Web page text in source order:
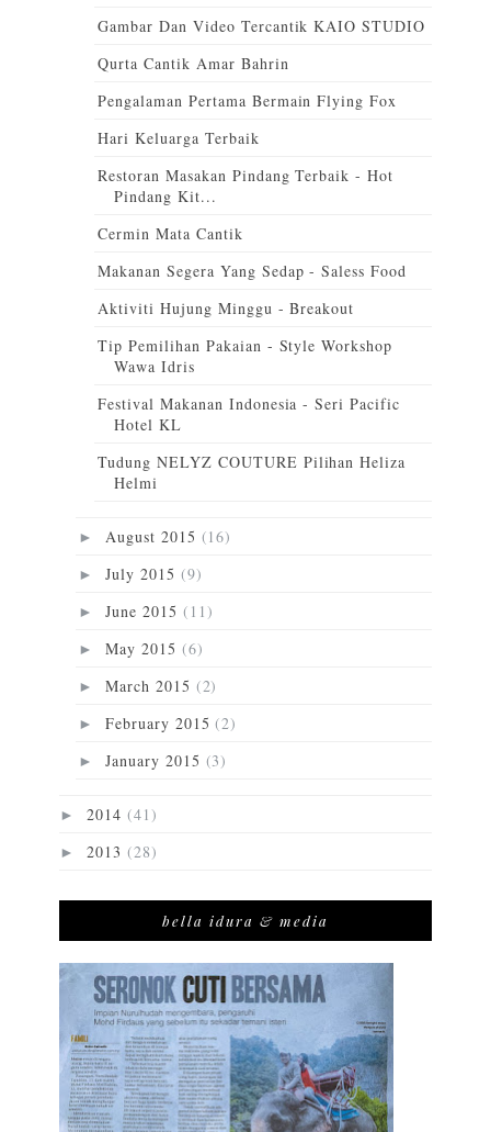
Gambar Dan Video Tercantik KAIO STUDIO
Qurta Cantik Amar Bahrin
Pengalaman Pertama Bermain Flying Fox
Hari Keluarga Terbaik
Restoran Masakan Pindang Terbaik - Hot
Pindang Kit...
Cermin Mata Cantik
Makanan Segera Yang Sedap - Saless Food
Aktiviti Hujung Minggu - Breakout
Tip Pemilihan Pakaian - Style Workshop
Wawa Idris
Festival Makanan Indonesia - Seri Pacific
Hotel KL
Tudung NELYZ COUTURE Pilihan Heliza
Helmi
► August 2015 (16)
► July 2015 (9)
► June 2015 (11)
► May 2015 (6)
► March 2015 (2)
► February 2015(2)
► January 2015 (3)
► 2014 (41)
► 2013 (28)
bella idura & media